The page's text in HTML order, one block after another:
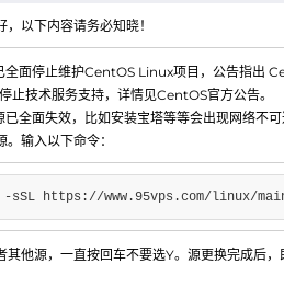
计算有限公司
© 2019-2026 All Rights Reserved.
：mail@6w.cx
37809874
：苏州市姑苏区博济江南智造园1幢2029
以下内容请务必知晓！
全面停止维护CentOS Linux项目，公告指出
止技术服务支持，详情见CentOS官方公告。
全面失效，比如安装宝塔等等会出现网络不
输入以下命令：
sSL https://www.95vps.com/linux/
其他源，一直按回车不要选Y。源更换完成后，